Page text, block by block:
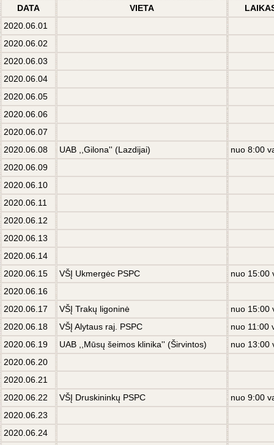
DATA VIETA
2020.06.01
2020.06.02
2020.06.03
2020.06.04
2020.06.05
2020.06.06
2020.06.07
2020.06.08
UAB ,,Gilona'' (Lazdijai)
nuo 8:00
2020.06.09
2020.06.10
2020.06.11
2020.06.12
2020.06.13
2020.06.14
2020.06.15
VŠĮ Ukmergėс PSPC
nuo 15:00
2020.06.16
2020.06.17
VŠĮ Trakų ligoninė
nuo 15:00
2020.06.18
VŠĮ Alytaus raj. PSPC
nuo 11:00
2020.06.19
UAB ,,Mūsų šeimos klinika'' (Širvintos)
nuo 13:00
2020.06.20
2020.06.21
2020.06.22
VŠĮ Druskininkų PSPC
nuo 9:00
2020.06.23
2020.06.24